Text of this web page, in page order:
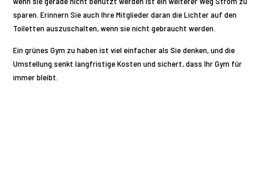
sparen. Erinnern Sie auch Ihre Mitglieder daran die Lichter auf den
Toiletten auszuschalten, wenn sie nicht gebraucht werden.
Ein grünes Gym zu haben ist viel einfacher als Sie denken, und die
Umstellung senkt langfristige Kosten und sichert, dass Ihr Gym für
immer bleibt.